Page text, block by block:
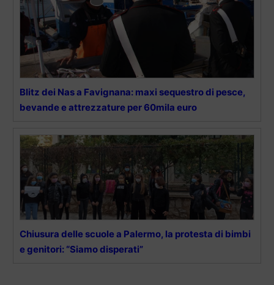
Blitz dei Nas a Favignana: maxi sequestro di pesce,
bevande e attrezzature per 60mila euro
Chiusura delle scuole a Palermo, la protesta di bimbi
e genitori: “Siamo disperati”